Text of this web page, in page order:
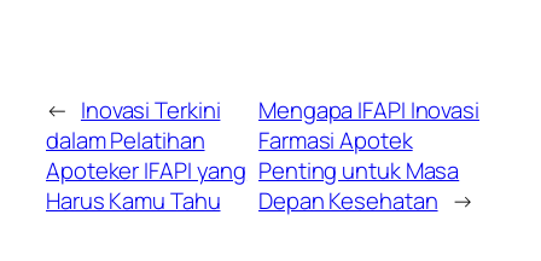
← Inovasi Terkini
dalam Pelatihan
Apoteker IFAPI yang
Harus Kamu Tahu
Mengapa IFAPI Inovasi
Farmasi Apotek
Penting untuk Masa
Depan Kesehatan →